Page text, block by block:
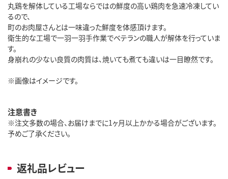
丸鶏を解体している工場ならではの鮮度の高い鶏肉を急速冷凍してい
るので、
町のお肉屋さんとは一味違った鮮度を体感頂けます。
衛生的な工場で一羽一羽手作業でベテランの職人が解体を行っていま
す。
身崩れの少ない良質の肉質は、焼いても煮ても違いは一目瞭然です。
※画像はイメージです。
注意書き
※注文多数の場合、お届けまでに1ヶ月以上かかる場合がございます。
予めご了承ください。
返礼品レビュー